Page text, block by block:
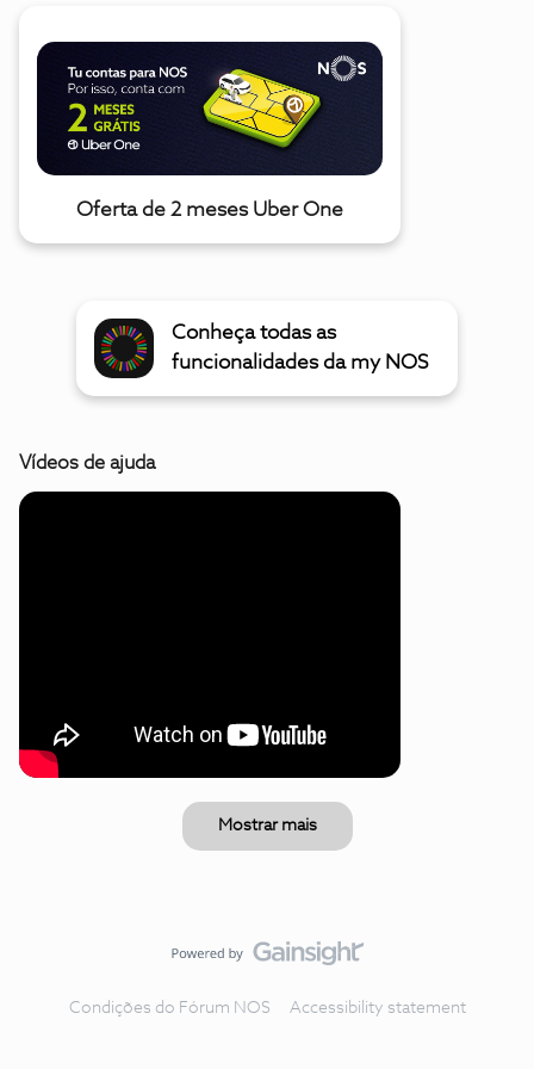
Oferta de 2 meses Uber One
Conheça todas as
funcionalidades da my NOS
Vídeos de ajuda
Mostrar mais
Condições do Fórum NOS Accessibility statement